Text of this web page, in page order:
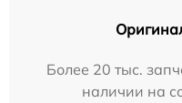
Более 20 тыс.
наличии на